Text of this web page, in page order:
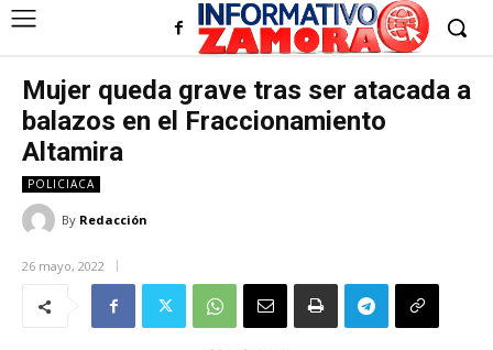
Mujer queda grave tras ser atacada a
balazos en el Fraccionamiento
Altamira
POLICIACA
By Redacción
26 mayo, 2022